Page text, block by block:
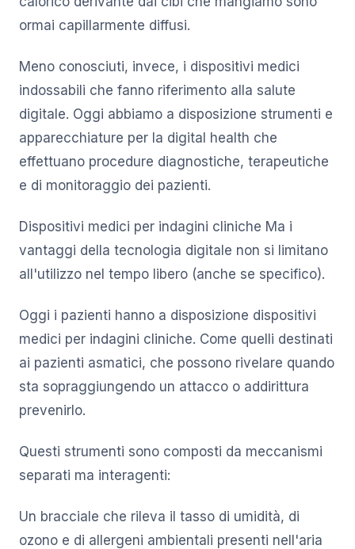
ormai capillarmente diffusi.
Meno conosciuti, invece, i dispositivi medici
indossabili che fanno riferimento alla salute
digitale. Oggi abbiamo a disposizione strumenti e
apparecchiature per la digital health che
effettuano procedure diagnostiche, terapeutiche
e di monitoraggio dei pazienti.
Dispositivi medici per indagini cliniche Ma i
vantaggi della tecnologia digitale non si limitano
all'utilizzo nel tempo libero (anche se specifico).
Oggi i pazienti hanno a disposizione dispositivi
medici per indagini cliniche. Come quelli destinati
ai pazienti asmatici, che possono rivelare quando
sta sopraggiungendo un attacco o addirittura
prevenirlo.
Questi strumenti sono composti da meccanismi
separati ma interagenti:
Un bracciale che rileva il tasso di umidità, di
ozono e di allergeni ambientali presenti nell'aria